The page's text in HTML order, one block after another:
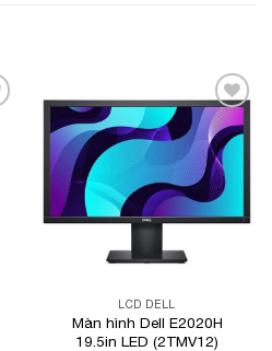
Add to
Wishlist
LCD DELL
Màn hình Dell E2020H
19.5in LED (2TMV12)